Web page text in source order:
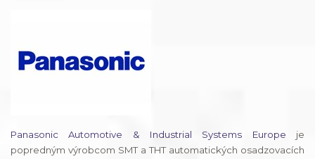
Panasonic Automotive & Industrial Systems Europe je
popredným výrobcom SMT a THT automatických osadzovacích